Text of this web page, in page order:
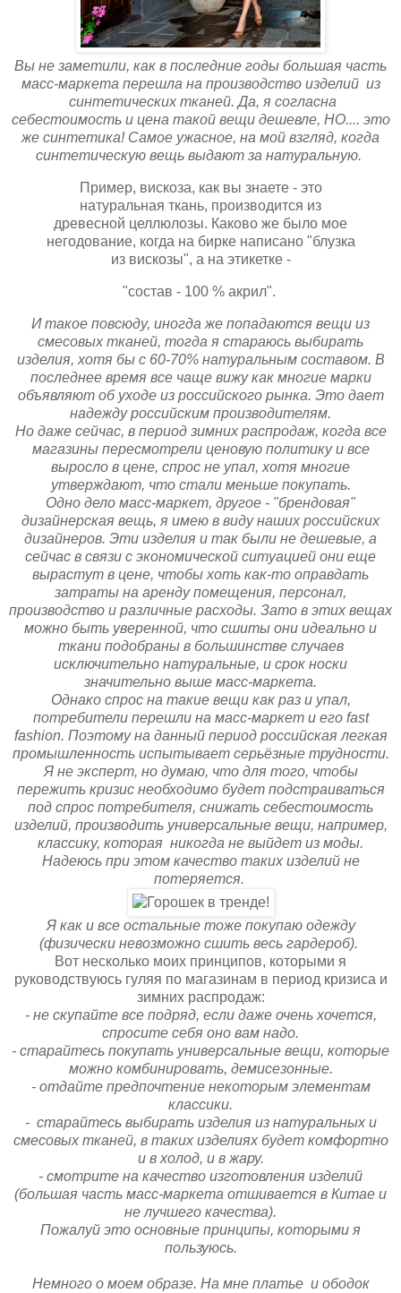
Вы не заметили, как в последние годы большая часть
масс-маркета перешла на производство изделий из
синтетических тканей. Да, я согласна
себестоимость и цена такой вещи дешевле, НО.... это
же синтетика! Самое ужасное, на мой взгляд, когда
синтетическую вещь выдают за натуральную.
Пример, вискоза, как вы знаете - это
натуральная ткань, производится из
древесной целлюлозы. Каково же было мое
негодование, когда на бирке написано "блузка
из вискозы", а на этикетке -
"состав - 100 % акрил".
И такое повсюду, иногда же попадаются вещи из
смесовых тканей, тогда я стараюсь выбирать
изделия, хотя бы с 60-70% натуральным составом. В
последнее время все чаще вижу как многие марки
объявляют об уходе из российского рынка. Это дает
надежду российским производителям.
Но даже сейчас, в период зимних распродаж, когда все
магазины пересмотрели ценовую политику и все
выросло в цене, спрос не упал, хотя многие
утверждают, что стали меньше покупать.
Одно дело масс-маркет, другое - "брендовая"
дизайнерская вещь, я имею в виду наших российских
дизайнеров. Эти изделия и так были не дешевые, а
сейчас в связи с экономической ситуацией они еще
вырастут в цене, чтобы хоть как-то оправдать
затраты на аренду помещения, персонал,
производство и различные расходы. Зато в этих вещах
можно быть уверенной, что сшиты они идеально и
ткани подобраны в большинстве случаев
исключительно натуральные, и срок носки
значительно выше масс-маркета.
Однако спрос на такие вещи как раз и упал,
потребители перешли на масс-маркет и его fast
fashion. Поэтому на данный период российская легкая
промышленность испытывает серьёзные трудности.
Я не эксперт, но думаю, что для того, чтобы
пережить кризис необходимо будет подстраиваться
под спрос потребителя, снижать себестоимость
изделий, производить универсальные вещи, например,
классику, которая никогда не выйдет из моды.
Надеюсь при этом качество таких изделий не
потеряется.
Я как и все остальные тоже покупаю одежду
(физически невозможно сшить весь гардероб).
Вот несколько моих принципов, которыми я
руководствуюсь гуляя по магазинам в период кризиса и
зимних распродаж:
- не скупайте все подряд, если даже очень хочется,
спросите себя оно вам надо.
- старайтесь покупать универсальные вещи, которые
можно комбинировать, демисезонные.
- отдайте предпочтение некоторым элементам
классики.
- старайтесь выбирать изделия из натуральных и
смесовых тканей, в таких изделиях будет комфортно
и в холод, и в жару.
- смотрите на качество изготовления изделий
(большая часть масс-маркета отшивается в Китае и
не лучшего качества).
Пожалуй это основные принципы, которыми я
пользуюсь.
Немного о моем образе. На мне платье и ободок